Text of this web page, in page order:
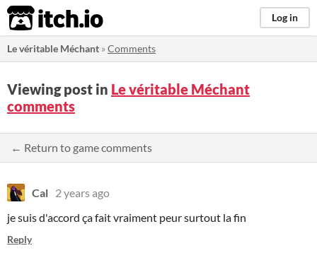
itch.io Log in
Le véritable Méchant »Comments
Viewing post in Le véritable Méchant
comments
← Return to game comments
Cal 2 years ago
je suis d'accord ça fait vraiment peur surtout la fin
Reply